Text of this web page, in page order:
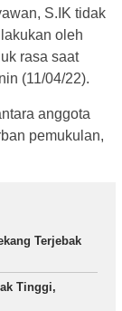
S.IK tidak
oleh
rasa saat
(11/04/22).
anggota
pemukulan,
Terjebak
Tinggi,